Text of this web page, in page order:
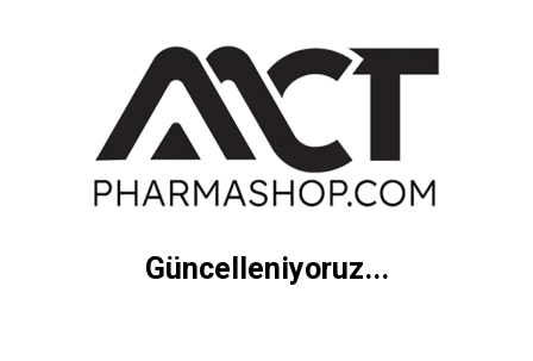
Güncelleniyoruz...